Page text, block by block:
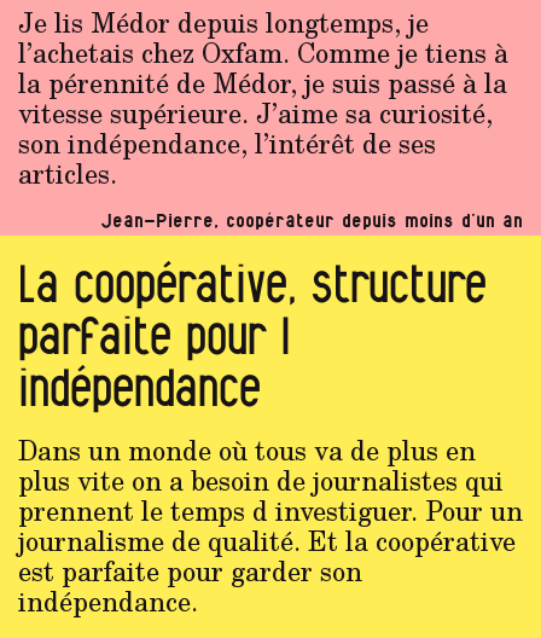
Je lis Médor depuis longtemps, je
l’achetais chez Oxfam. Comme je tiens à
la pérennité de Médor, je suis passé à la
vitesse supérieure. J’aime sa curiosité,
son indépendance, l’intérêt de ses
articles.
Jean-Pierre, coopérateur depuis moins d’un an
La coopérative, structure
parfaite pour l
indépendance
Dans un monde où tous va de plus en
plus vite on a besoin de journalistes qui
prennent le temps d investiguer. Pour un
journalisme de qualité. Et la coopérative
est parfaite pour garder son
indépendance.